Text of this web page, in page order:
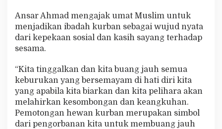
Ansar Ahmad mengajak umat Muslim untuk
menjadikan ibadah kurban sebagai wujud nyata
dari kepekaan sosial dan kasih sayang terhadap
sesama.
“Kita tinggalkan dan kita buang jauh semua
keburukan yang bersemayam di hati diri kita
yang apabila kita biarkan dan kita pelihara akan
melahirkan kesombongan dan keangkuhan.
Pemotongan hewan kurban merupakan simbol
dari pengorbanan kita untuk membuang jauh